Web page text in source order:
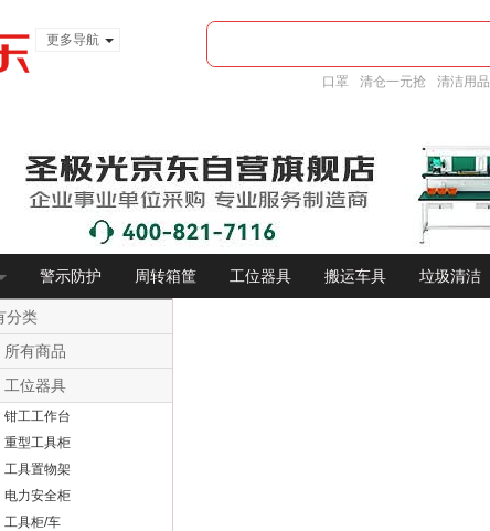
更多导航
口罩 清仓一元抢 清洁用品
警示防护 周转箱筐 工位器具 搬运车具 垃圾清洁
分类
所有商品
工位器具
钳工工作台
重型工具柜
工具置物架
电力安全柜
工具柜/车